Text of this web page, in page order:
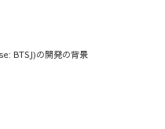
BTSJ)の開発の背景